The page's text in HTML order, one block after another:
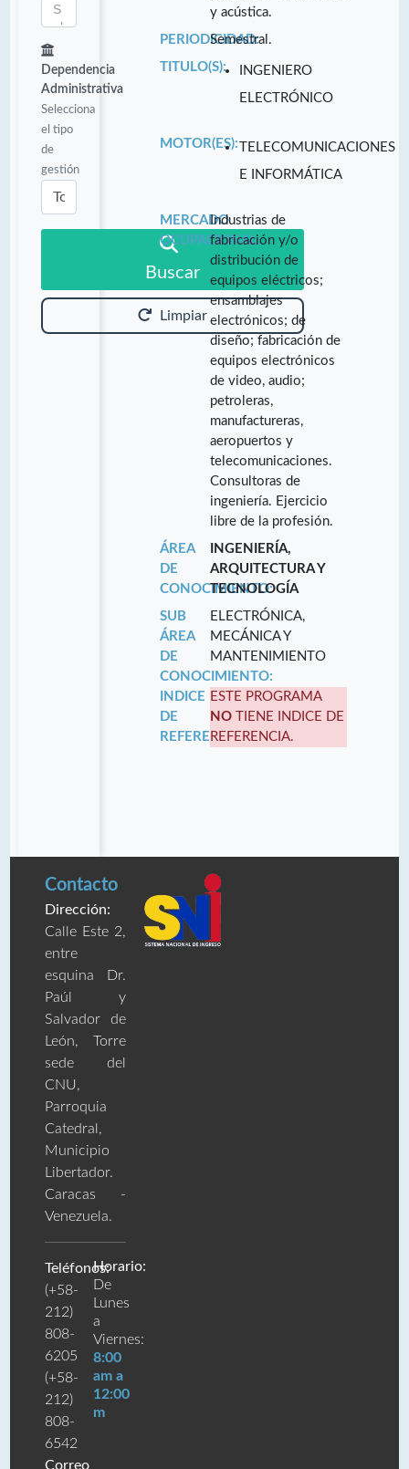
Dependencia
Administrativa
Selecciona
el tipo
de
gestión
Buscar
Limpiar
y acústica.
PERIODICIDAD:
Semestral.
TITULO(S):
INGENIERO
ELECTRÓNICO
MOTOR(ES):TELECOMUNICACIONES
E INFORMÁTICA
MERCADO
OCUPACIONAL:
Industrias de
fabricación y/o
distribución de
equipos eléctricos;
ensamblajes
electrónicos; de
diseño; fabricación de
equipos electrónicos
de video, audio;
petroleras,
manufactureras,
aeropuertos y
telecomunicaciones.
Consultoras de
ingeniería. Ejercicio
libre de la profesión.
ÁREA
DE
CONOCIMIENTO:
INGENIERÍA,
ARQUITECTURA Y
TECNOLOGÍA
SUB
ÁREA
DE
CONOCIMIENTO:
ELECTRÓNICA,
MECÁNICA Y
MANTENIMIENTO
INDICE
DE
REFERENCIA:
ESTE PROGRAMA
NO TIENE INDICE DE
REFERENCIA.
Contacto
Dirección:
Calle Este 2,
entre
esquina Dr.
Paúl y
Salvador de
León, Torre
sede del
CNU,
Parroquia
Catedral,
Municipio
Libertador.
Caracas -
Venezuela.
Teléfonos:
(+58-
212)
808-
6205
(+58-
212)
808-
6542
Correo
Horario:
De
Lunes
a
Viernes:
8:00
am a
12:00
m